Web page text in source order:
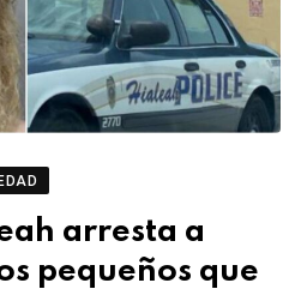
arresta a
pequeños que